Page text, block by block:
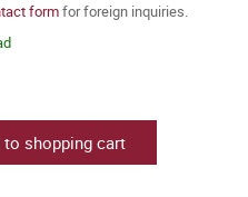
formfor foreign inquiries.
to shopping cart